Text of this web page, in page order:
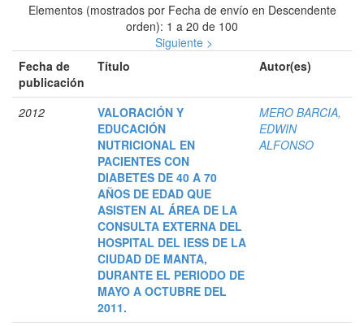
Elementos (mostrados por Fecha de envío en Descendente
orden): 1 a 20 de 100
Siguiente >
Fecha de
publicación
Título Autor(es)
2012
VALORACIÓN Y
EDUCACIÓN
NUTRICIONAL EN
PACIENTES CON
DIABETES DE 40 A 70
AÑOS DE EDAD QUE
ASISTEN AL ÁREA DE LA
CONSULTA EXTERNA DEL
HOSPITAL DEL IESS DE LA
CIUDAD DE MANTA,
DURANTE EL PERIODO DE
MAYO A OCTUBRE DEL
2011.
MERO BARCIA,
EDWIN
ALFONSO